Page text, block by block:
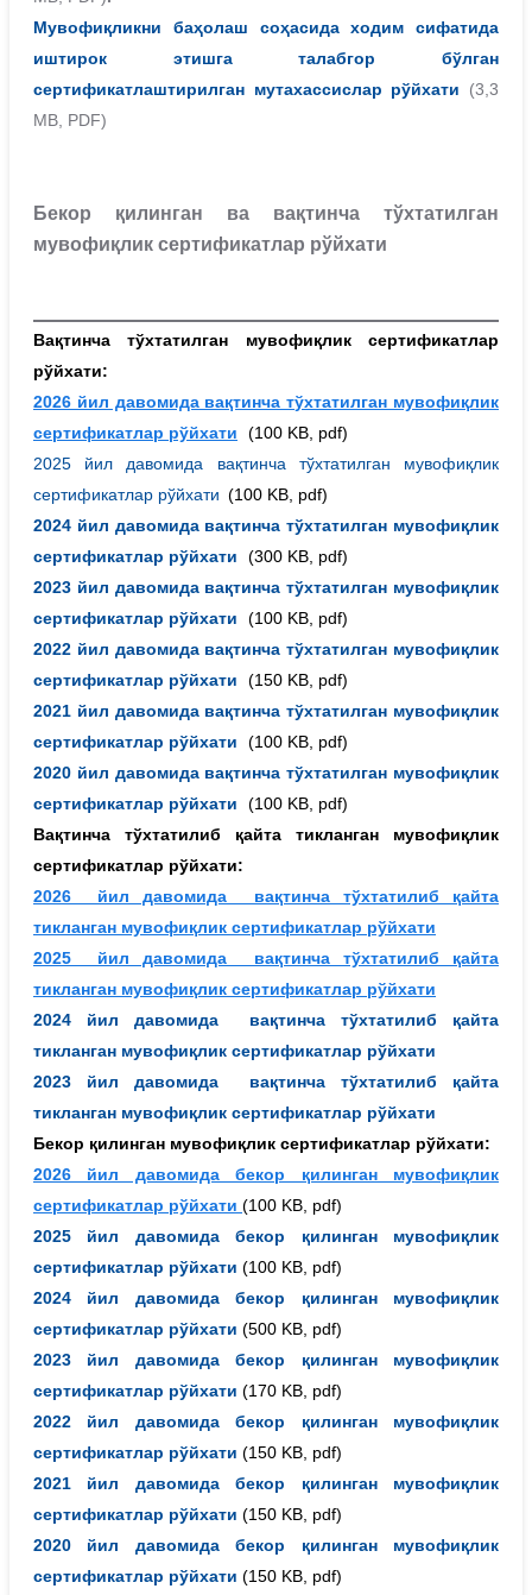
Мувофиқликни баҳолаш соҳасида ходим сифатида
иштирок этишга талабгор бўлган
сертификатлаштирилган мутахассислар рўйхати (3,3
MB, PDF)
Бекор қилинган ва вақтинча тўхтатилган
мувофиқлик сертификатлар рўйхати
Вақтинча тўхтатилган мувофиқлик сертификатлар
рўйхати:
2026 йил давомида вақтинча тўхтатилган мувофиқлик
сертификатлар рўйхати
(100 KB, pdf)
2025 йил давомида вақтинча тўхтатилган мувофиқлик
сертификатлар рўйхати (100 KB, pdf)
2024 йил давомида вақтинча тўхтатилган мувофиқлик
сертификатлар рўйхати
(300 KB, pdf)
2023 йил давомида вақтинча тўхтатилган мувофиқлик
сертификатлар рўйхати
(100 KB, pdf)
2022 йил давомида вақтинча тўхтатилган мувофиқлик
сертификатлар рўйхати
(150 KB, pdf)
2021 йил давомида вақтинча тўхтатилган мувофиқлик
сертификатлар рўйхати
(100 KB, pdf)
2020 йил давомида вақтинча тўхтатилган мувофиқлик
сертификатлар рўйхати
(100 KB, pdf)
Вақтинча тўхтатилиб қайта тикланган мувофиқлик
сертификатлар рўйхати:
2026 йил давомида вақтинча тўхтатилиб қайта
тикланган мувофиқлик сертификатлар рўйхати
2025 йил давомида вақтинча тўхтатилиб қайта
тикланган мувофиқлик сертификатлар рўйхати
2024 йил давомида вақтинча тўхтатилиб қайта
тикланган мувофиқлик сертификатлар рўйхати
2023 йил давомида вақтинча тўхтатилиб қайта
тикланган мувофиқлик сертификатлар рўйхати
Бекор қилинган мувофиқлик сертификатлар рўйхати:
2026 йил давомида бекор қилинган мувофиқлик
сертификатлар рўйхати (100 KB, pdf)
2025 йил давомида бекор қилинган мувофиқлик
сертификатлар рўйхати (100 KB, pdf)
2024 йил давомида бекор қилинган мувофиқлик
сертификатлар рўйхати (500 KB, pdf)
2023 йил давомида бекор қилинган мувофиқлик
сертификатлар рўйхати (170 KB, pdf)
2022 йил давомида бекор қилинган мувофиқлик
сертификатлар рўйхати (150 KB, pdf)
2021 йил давомида бекор қилинган мувофиқлик
сертификатлар рўйхати (150 KB, pdf)
2020 йил давомида бекор қилинган мувофиқлик
сертификатлар рўйхати (150 KB, pdf)